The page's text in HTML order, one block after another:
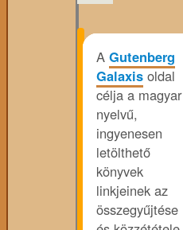
A Gutenberg
Galaxis oldal
célja a magyar
nyelvű,
ingyenesen
letölthető
könyvek
linkjeinek az
összegyűjtése